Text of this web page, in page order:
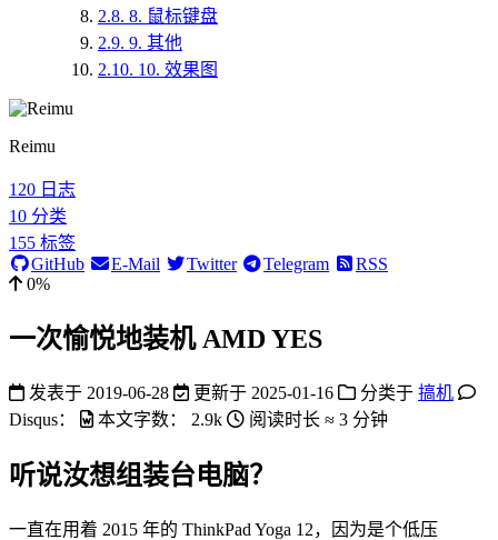
2.8. 8. 鼠标键盘
2.9. 9. 其他
2.10. 10. 效果图
Reimu
120 日志
10 分类
155 标签
GitHub
E-Mail Twitter Telegram
RSS
0%
一次愉悦地装机 AMD YES
发表于 2019-06-28 更新于 2025-01-16 分类于 搞机
Disqus：
本文字数： 2.9k 阅读时长 ≈ 3 分钟
听说汝想组装台电脑？
一直在用着 2015 年的 ThinkPad Yoga 12，因为是个低压